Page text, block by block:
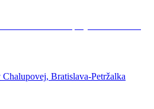
Bratislava-Petržalka